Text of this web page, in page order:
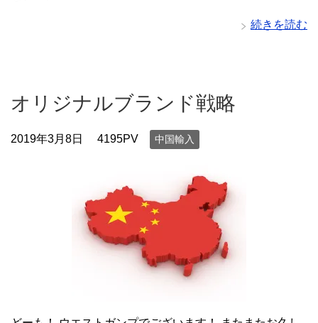
続きを読む
オリジナルブランド戦略
2019年3月8日 4195PV 中国輸入